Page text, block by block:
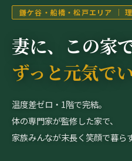
鎌ケ谷・船橋・松戸エリア ｜
妻に、この家
ずっと元気で
温度差ゼロ・1階で完結。
体の専門家が監修した家で、
家族みんなが末長く笑顔で暮らす